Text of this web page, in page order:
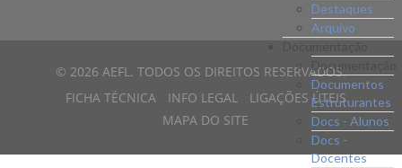
Destaques
Arquivo
Documentação
Documentos
Estruturantes
Docs - Alunos
Docs -
Docentes
© 2026 AEFL. TODOS OS DIREITOS RESERVADOS.
FICHA TÉCNICA
INFO LEGAL
LIGAÇÕES ÚTEIS
MAPA DO SITE